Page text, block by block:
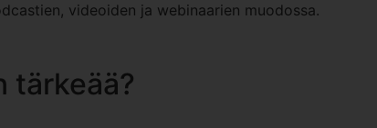
videoiden ja webinaarien muodossa.
tärkeää?